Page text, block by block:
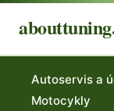
Autoservis a
Motocykly